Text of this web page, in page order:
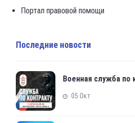
Портал правовой помощи
Последние новости
Военная служба по
05 Окт